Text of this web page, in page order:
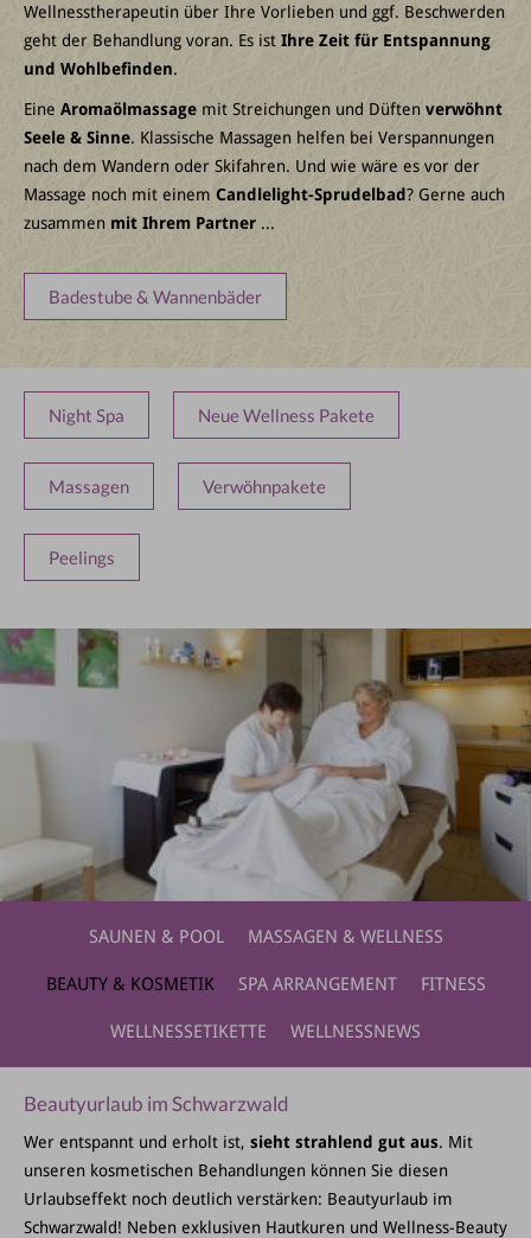
Wellnesstherapeutin über Ihre Vorlieben und ggf. Beschwerden
geht der Behandlung voran. Es ist Ihre Zeit für Entspannung
und Wohlbefinden.
Eine Aromaölmassage mit Streichungen und Düften verwöhnt
Seele & Sinne. Klassische Massagen helfen bei Verspannungen
nach dem Wandern oder Skifahren. Und wie wäre es vor der
Massage noch mit einem Candlelight-Sprudelbad? Gerne auch
zusammen mit Ihrem Partner ...
Badestube & Wannenbäder
Night Spa Neue Wellness Pakete
Massagen Verwöhnpakete
Peelings
SAUNEN & POOL MASSAGEN & WELLNESS
BEAUTY & KOSMETIK SPA ARRANGEMENT FITNESS
WELLNESSETIKETTE WELLNESSNEWS
Beautyurlaub im Schwarzwald
Wer entspannt und erholt ist, sieht strahlend gut aus. Mit
unseren kosmetischen Behandlungen können Sie diesen
Urlaubseffekt noch deutlich verstärken: Beautyurlaub im
Schwarzwald! Neben exklusiven Hautkuren und Wellness-Beauty